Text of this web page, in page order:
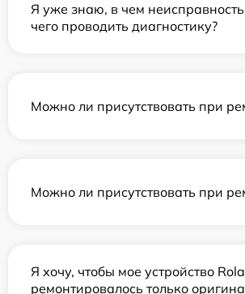
Я уже знаю, в чем
чего проводить диагностику?
Можно ли присутствовать при
Можно ли присутствовать при
Я хочу, чтобы мое устройство
ремонтировалось только